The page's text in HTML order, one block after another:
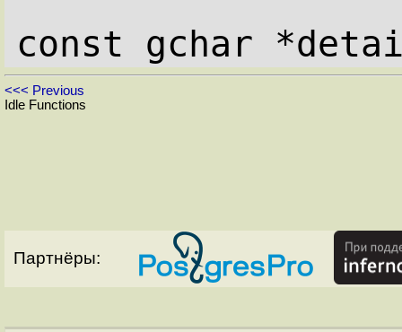
const gchar
<<< Previous
Idle Functions
Партнёры: